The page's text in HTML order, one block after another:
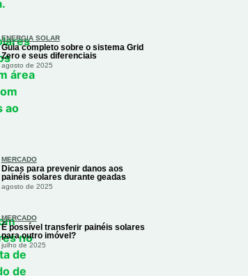
ENERGIA SOLAR
Guia completo sobre o sistema Grid
Zero e seus diferenciais
agosto de 2025
MERCADO
Dicas para prevenir danos aos
painéis solares durante geadas
agosto de 2025
MERCADO
É possível transferir painéis solares
para outro imóvel?
julho de 2025